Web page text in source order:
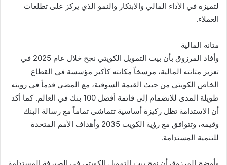
لتميزه في الأداء المالي والابتكار والنمو الذي يركز على تطلعات
العملاء.
متانه المالية
وأفاد المرزوق بأن بيت التمويل الكويتي نجح خلال عام 2025 في
تعزيز متانته المالية، مرسخاً مكانته كأكبر مؤسسة في القطاع
الخاص الكويتي من حيث القيمة السوقية، مع المضي قدماً في رؤيته
طويلة المدى للانضمام إلى قائمة أفضل 100 بنك في العالم. كما أكد
أن الاستدامة تظل ركيزة أساسية تتماشى تماماً مع رسالة البنك
وقيمه، وتتوافق مع رؤية الكويت 2035 وأهداف الأمم المتحدة
للتنمية المستدامة.